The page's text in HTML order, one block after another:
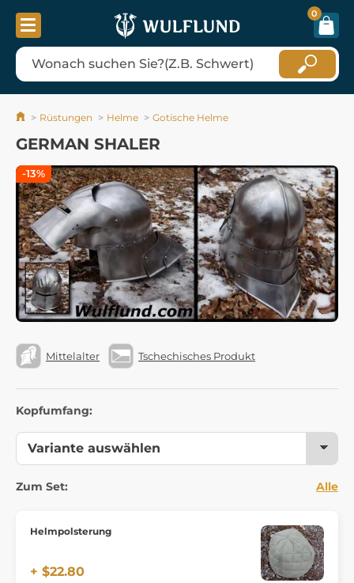
0
Rüstungen Helme Gotische Helme
GERMAN SHALER
Mittelalter Tschechisches Produkt
Kopfumfang:
Zum Set: Alle
Helmpolsterung
+ $22.80
-13%